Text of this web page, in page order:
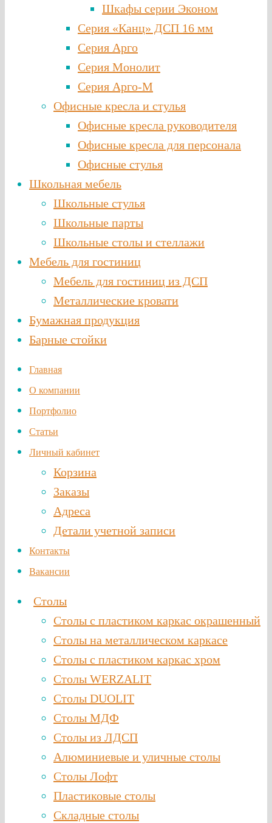
Шкафы серии Эконом
Серия «Канц» ДСП 16 мм
Серия Арго
Серия Монолит
Серия Арго-М
Офисные кресла и стулья
Офисные кресла руководителя
Офисные кресла для персонала
Офисные стулья
Школьная мебель
Школьные стулья
Школьные парты
Школьные столы и стеллажи
Мебель для гостиниц
Мебель для гостиниц из ДСП
Металлические кровати
Бумажная продукция
Барные стойки
Главная
О компании
Портфолио
Статьи
Личный кабинет
Корзина
Заказы
Адреса
Детали учетной записи
Контакты
Вакансии
Столы
Столы с пластиком каркас окрашенный
Столы на металлическом каркасе
Столы с пластиком каркас хром
Столы WERZALIT
Столы DUOLIT
Столы МДФ
Столы из ЛДСП
Алюминиевые и уличные столы
Столы Лофт
Пластиковые столы
Складные столы